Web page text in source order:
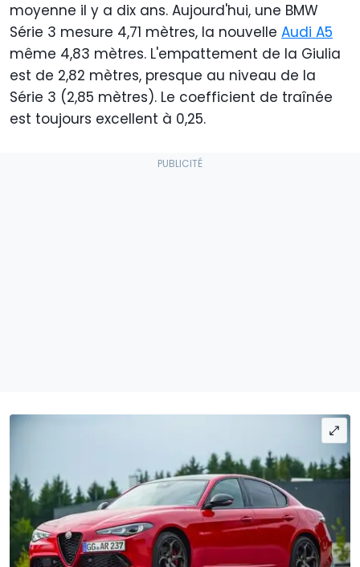
moyenne il y a dix ans. Aujourd'hui, une BMW
Série 3 mesure 4,71 mètres, la nouvelle Audi A5
même 4,83 mètres. L'empattement de la Giulia
est de 2,82 mètres, presque au niveau de la
Série 3 (2,85 mètres). Le coefficient de traînée
est toujours excellent à 0,25.